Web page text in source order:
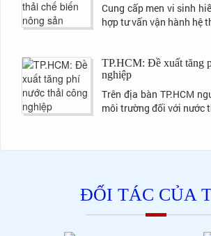
Cung cấp men vi sinh
hợp tư vấn vận hành hệ
TP.HCM: Đề xuất tăng
nghiệp
Trên địa bàn TP.HCM
môi trường đối với nước
ĐỐI TÁC CỦA